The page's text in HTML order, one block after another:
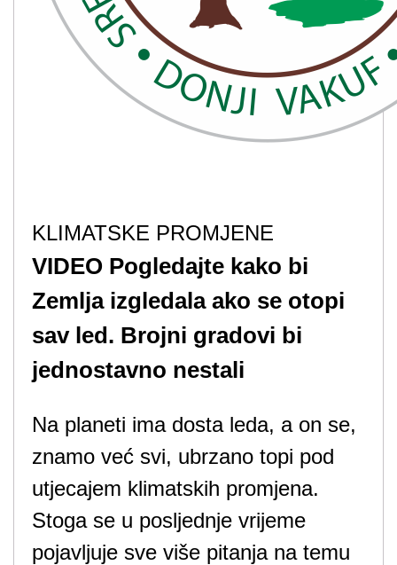
KLIMATSKE PROMJENE
VIDEO Pogledajte kako bi
Zemlja izgledala ako se otopi
sav led. Brojni gradovi bi
jednostavno nestali
Na planeti ima dosta leda, a on se,
znamo već svi, ubrzano topi pod
utjecajem klimatskih promjena.
Stoga se u posljednje vrijeme
pojavljuje sve više pitanja na temu